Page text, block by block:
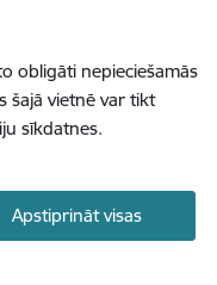
obligāti nepieciešamās
šajā vietnē var tikt
sīkdatnes.
Apstiprināt visas